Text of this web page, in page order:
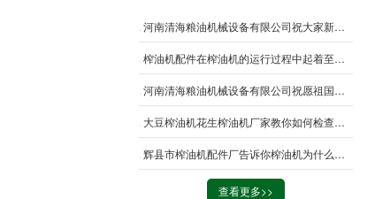
河南清海粮油机械设备有限公司祝大家新年快乐
榨油机配件在榨油机的运行过程中起着至关重要的作用
河南清海粮油机械设备有限公司祝愿祖国繁荣昌盛
大豆榨油机花生榨油机厂家教你如何检查并维修花生榨油机设备常见故障
辉县市榨油机配件厂告诉你榨油机为什么会出渣过多
查看更多>>